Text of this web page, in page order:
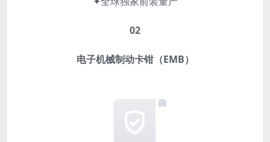
02
电子机械制动卡钳（EMB）